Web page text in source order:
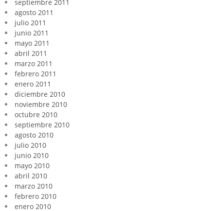
septiembre 2011
agosto 2011
julio 2011
junio 2011
mayo 2011
abril 2011
marzo 2011
febrero 2011
enero 2011
diciembre 2010
noviembre 2010
octubre 2010
septiembre 2010
agosto 2010
julio 2010
junio 2010
mayo 2010
abril 2010
marzo 2010
febrero 2010
enero 2010